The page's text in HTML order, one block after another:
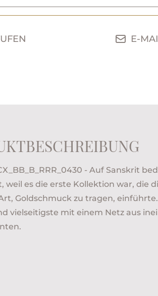
E-
- Auf Sanskrit
weil es die erste Kollektion war, die
Goldschmuck zu tragen,
vielseitigste mit einem Netz aus